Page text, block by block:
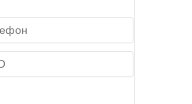
450 руб.